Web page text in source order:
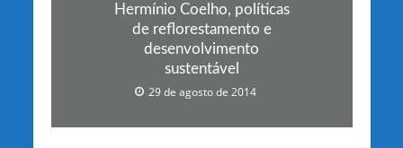
Hermínio Coelho, políticas
de reflorestamento e
desenvolvimento
sustentável
29 de agosto de 2014